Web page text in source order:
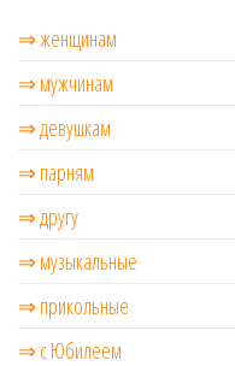
⇒ женщинам
⇒ мужчинам
⇒ девушкам
⇒ парням
⇒ другу
⇒ музыкальные
⇒ прикольные
⇒ с Юбилеем